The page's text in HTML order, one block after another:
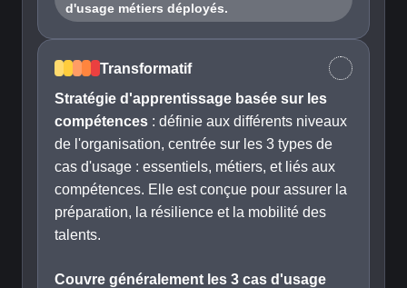
d'usage métiers déployés.
Transformatif
Stratégie d'apprentissage basée sur les
compétences : définie aux différents niveaux
de l'organisation, centrée sur les 3 types de
cas d'usage : essentiels, métiers, et liés aux
compétences. Elle est conçue pour assurer la
préparation, la résilience et la mobilité des
talents.
Couvre généralement les 3 cas d'usage